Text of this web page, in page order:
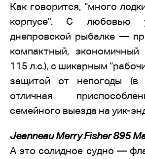
Как говорится, “много
корпусе”. С любовью
днепровской рыбалке —
компактный, экономичный
115 л.с.), с шикарным
защитой от непогоды (в
отличная
семейного выезда на уик-
Jeanneau Merry Fisher 895
А это солидное судно —